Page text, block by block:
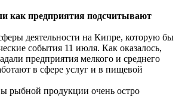
как предприятия подсчитывают
деятельности на Кипре, которую бы
события 11 июля. Как оказалось,
предприятия мелкого и среднего
в сфере услуг и в пищевой
рыбной продукции очень остро